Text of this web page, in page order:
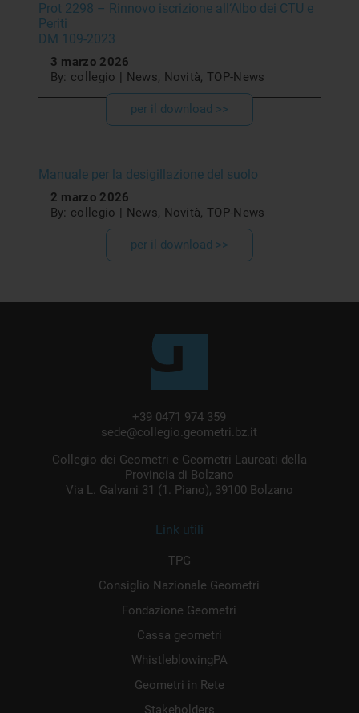
Prot 2298 – Rinnovo iscrizione all‘Albo dei CTU e
Periti
DM 109-2023
3 marzo 2026
By: collegio | News, Novità, TOP-News
per il download >>
Manuale per la desigillazione del suolo
2 marzo 2026
By: collegio | News, Novità, TOP-News
per il download >>
+39 0471 974 359
sede@collegio.geometri.bz.it
Collegio dei Geometri e Geometri Laureati della
Provincia di Bolzano
Via L. Galvani 31 (1. Piano), 39100 Bolzano
Link utili
TPG
Consiglio Nazionale Geometri
Fondazione Geometri
Cassa geometri
WhistleblowingPA
Geometri in Rete
Stakeholders